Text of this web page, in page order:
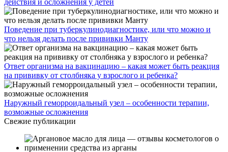
действия и осложнения у детей
Поведение при туберкулинодиагностике, или что можно и
что нельзя делать после прививки Манту
Ответ организма на вакцинацию – какая может быть реакция
на прививку от столбняка у взрослого и ребенка?
Наружный геморроидальный узел – особенности терапии,
возможные осложнения
Свежие публикации